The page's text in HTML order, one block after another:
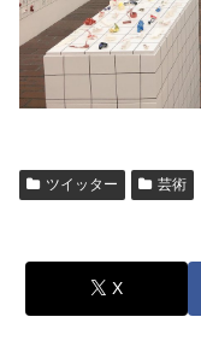
ツイッター 芸術
X